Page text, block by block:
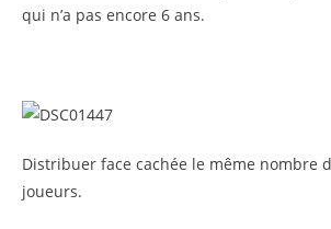
qui n’a pas encore 6 ans.
Distribuer face cachée le même nombre
joueurs.